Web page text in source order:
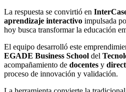
La respuesta se convirtió en
aprendizaje interactivo impulsada
hoy busca transformar la educación
El equipo desarrolló este
EGADE Business School del
acompañamiento de docentes y
proceso de innovación y validación.